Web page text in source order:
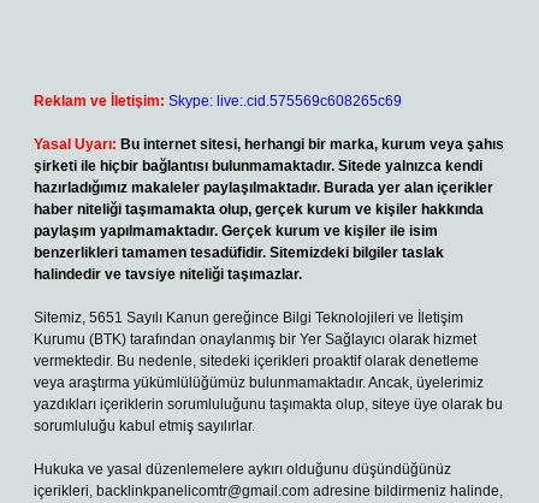
Reklam ve İletişim: Skype: live:.cid.575569c608265c69
Yasal Uyarı: Bu internet sitesi, herhangi bir marka, kurum veya şahıs
şirketi ile hiçbir bağlantısı bulunmamaktadır. Sitede yalnızca kendi
hazırladığımız makaleler paylaşılmaktadır. Burada yer alan içerikler
haber niteliği taşımamakta olup, gerçek kurum ve kişiler hakkında
paylaşım yapılmamaktadır. Gerçek kurum ve kişiler ile isim
benzerlikleri tamamen tesadüfidir. Sitemizdeki bilgiler taslak
halindedir ve tavsiye niteliği taşımazlar.
Sitemiz, 5651 Sayılı Kanun gereğince Bilgi Teknolojileri ve İletişim
Kurumu (BTK) tarafından onaylanmış bir Yer Sağlayıcı olarak hizmet
vermektedir. Bu nedenle, sitedeki içerikleri proaktif olarak denetleme
veya araştırma yükümlülüğümüz bulunmamaktadır. Ancak, üyelerimiz
yazdıkları içeriklerin sorumluluğunu taşımakta olup, siteye üye olarak bu
sorumluluğu kabul etmiş sayılırlar.
Hukuka ve yasal düzenlemelere aykırı olduğunu düşündüğünüz
içerikleri, backlinkpanelicomtr@gmail.com adresine bildirmeniz halinde,